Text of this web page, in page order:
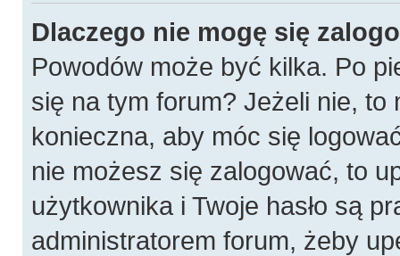
Dlaczego nie mogę się
Powodów może być kilka. Po
się na tym forum? Jeżeli nie,
konieczna, aby móc się
nie możesz się zalogować, to
użytkownika i Twoje hasło są
administratorem forum, żeby